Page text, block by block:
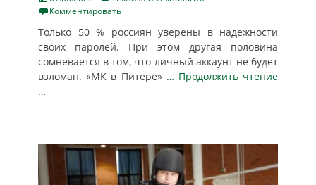
on Комментировать
Только 50 % россиян уверены в надежности
своих паролей. При этом другая половина
сомневается в том, что личный аккаунт не будет
взломан. «МК в Питере» … Продолжить чтение
…